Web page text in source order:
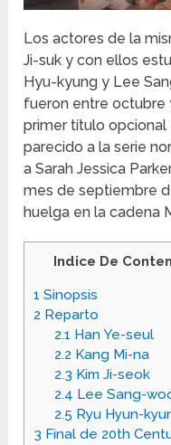
Los actores de la
Ji-suk y con ellos
Hyu-kyung y Lee
fueron entre octubre
primer título opcional
parecido a la serie
a Sarah Jessica
mes de septiembre
huelga en la cadena
Indice De
1 Sinopsis
2 Reparto
2.1 Han Ye-seul
2.2 Kang Mi-na
2.3 Kim Ji-seok
2.4 Lee Sang-
2.5 Ryu Hyun-
3 Final de 20th